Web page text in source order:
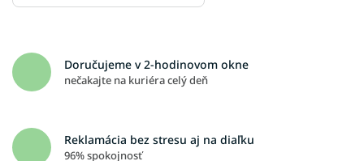
Doručujeme v 2-hodinovom okne
nečakajte na kuriéra celý deň
Reklamácia bez stresu aj na diaľku
96% spokojnosť